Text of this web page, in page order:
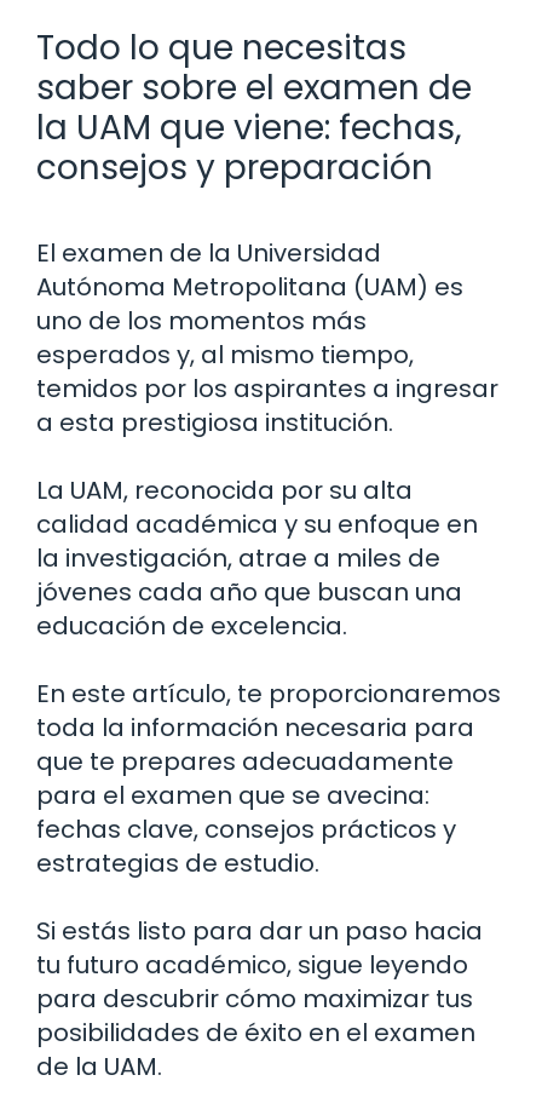
Todo lo que necesitas
saber sobre el examen de
la UAM que viene: fechas,
consejos y preparación
El examen de la Universidad
Autónoma Metropolitana (UAM) es
uno de los momentos más
esperados y, al mismo tiempo,
temidos por los aspirantes a ingresar
a esta prestigiosa institución.
La UAM, reconocida por su alta
calidad académica y su enfoque en
la investigación, atrae a miles de
jóvenes cada año que buscan una
educación de excelencia.
En este artículo, te proporcionaremos
toda la información necesaria para
que te prepares adecuadamente
para el examen que se avecina:
fechas clave, consejos prácticos y
estrategias de estudio.
Si estás listo para dar un paso hacia
tu futuro académico, sigue leyendo
para descubrir cómo maximizar tus
posibilidades de éxito en el examen
de la UAM.